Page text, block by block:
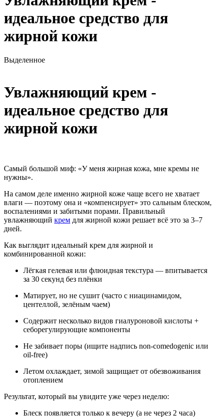
идеальное средство для
жирной кожи
Выделенное
Увлажняющий крем -
идеальное средство для
жирной кожи
Самый большой миф: «У меня жирная кожа, мне кремы не
нужны».
На самом деле именно жирной коже чаще всего не хватает
влаги — поэтому она и «компенсирует» это сальным блеском,
воспалениями и забитыми порами. Правильный
увлажняющий крем для жирной кожи решает всё это за 3–7
дней.
Как выглядит идеальный крем для жирной и
комбинированной кожи:
Лёгкая гелевая или флюидная текстура — впитывается
за 30 секунд без плёнки
Матирует, но не сушит (часто с ниацинамидом,
центеллой, зелёным чаем)
Содержит несколько видов гиалуроновой кислоты +
себорегулирующие компоненты
Не забивает поры (ищите надпись non-comedogenic или
oil-free)
Летом охлаждает, зимой защищает от обезвоживания
отоплением
Результат, который вы увидите уже через неделю:
Блеск появляется только к вечеру (а не через 2 часа)